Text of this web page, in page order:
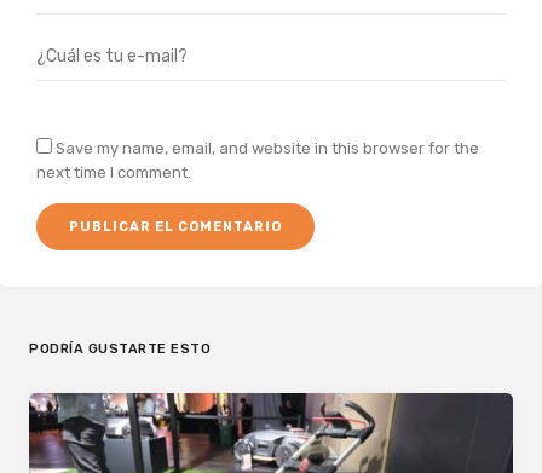
Save my name, email, and website in this browser for the
next time I comment.
PODRÍA GUSTARTE ESTO